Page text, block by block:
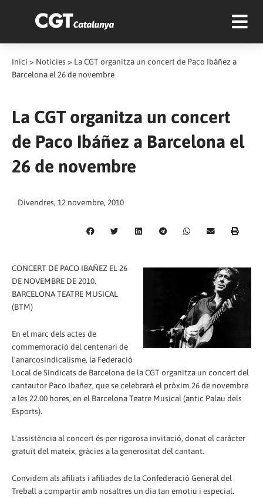
Inici > Notícies > La CGT organitza un concert de Paco Ibáñez a
Barcelona el 26 de novembre
La CGT organitza un concert
de Paco Ibáñez a Barcelona el
26 de novembre
Divendres, 12 novembre, 2010
CONCERT DE PACO IBAÑEZ EL 26
DE NOVEMBRE DE 2010.
BARCELONA TEATRE MUSICAL
(BTM)
En el marc dels actes de
commemoració del centenari de
l'anarcosindicalisme, la Federació
Local de Sindicats de Barcelona de la CGT organitza un concert del
cantautor Paco Ibañez, que se celebrarà el pròxim 26 de novembre
a les 22.00 hores, en el Barcelona Teatre Musical (antic Palau dels
Esports).
L'assistència al concert és per rigorosa invitació, donat el caràcter
gratuït del mateix, gràcies a la generositat del cantant.
Convidem als afiliats i afiliades de la Confederació General del
Treball a compartir amb nosaltres un dia tan emotiu i especial.